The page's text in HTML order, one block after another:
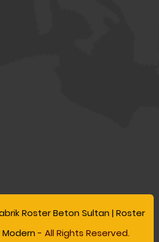
Roster Beton Sultan | Roster
Modern - All Rights Reserved.